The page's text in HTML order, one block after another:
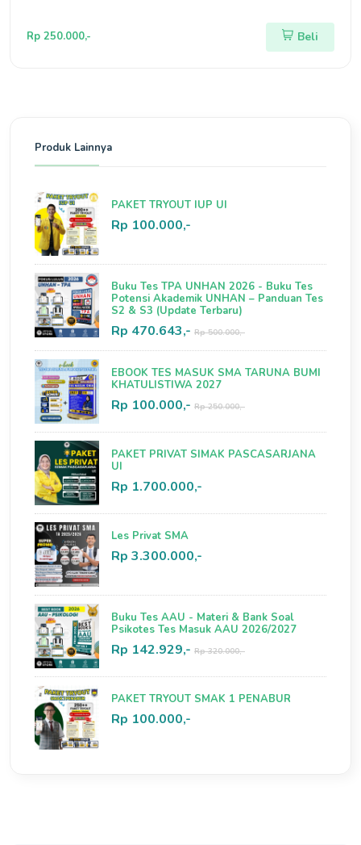
Rp 250.000,- Beli
Produk Lainnya
PAKET TRYOUT IUP UI
Rp 100.000,-
Buku Tes TPA UNHAN 2026 - Buku Tes
Potensi Akademik UNHAN – Panduan Tes
S2 & S3 (Update Terbaru)
Rp 470.643,- Rp 500.000,-
EBOOK TES MASUK SMA TARUNA BUMI
KHATULISTIWA 2027
Rp 100.000,- Rp 250.000,-
PAKET PRIVAT SIMAK PASCASARJANA
UI
Rp 1.700.000,-
Les Privat SMA
Rp 3.300.000,-
Buku Tes AAU - Materi & Bank Soal
Psikotes Tes Masuk AAU 2026/2027
Rp 142.929,- Rp 320.000,-
PAKET TRYOUT SMAK 1 PENABUR
Rp 100.000,-